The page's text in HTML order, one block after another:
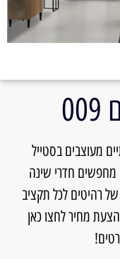
שינה יוקרתיים מעוצבים בסטייל
מחפשים חדרי שינה
של רהיטים לכל תקציב
מחיר לחצו כאן